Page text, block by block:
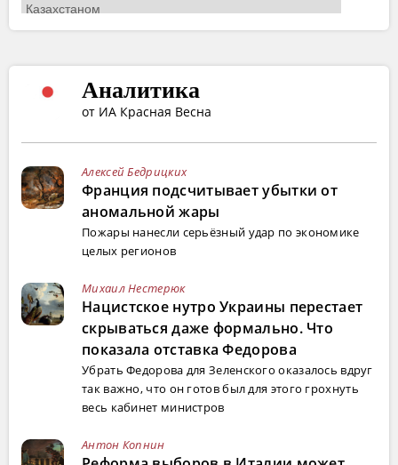
Аналитика
от ИА Красная Весна
Алексей Бедрицких
Франция подсчитывает убытки от
аномальной жары
Пожары нанесли серьёзный удар по экономике
целых регионов
Михаил Нестерюк
Нацистское нутро Украины перестает
скрываться даже формально. Что
показала отставка Федорова
Убрать Федорова для Зеленского оказалось вдруг
так важно, что он готов был для этого грохнуть
весь кабинет министров
Антон Копнин